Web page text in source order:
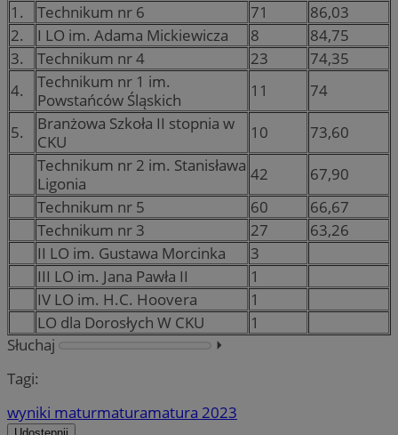
1.
Technikum nr 6 71
86,03
2.
I LO im. Adama Mickiewicza 8
84,75
3.
Technikum nr 4 23
74,35
4.
Technikum nr 1 im.
Powstańców Śląskich
11 74
5.
Branżowa Szkoła II stopnia w
CKU
10
73,60
Technikum nr 2 im. Stanisława
Ligonia
42
67,90
Technikum nr 5
60
66,67
Technikum nr 3
27
63,26
II LO im. Gustawa Morcinka
3
III LO im. Jana Pawła II
1
IV LO im. H.C. Hoovera
1
LO dla Dorosłych W CKU
1
Słuchaj
⏵︎
Tagi:
wyniki maturmaturamatura 2023